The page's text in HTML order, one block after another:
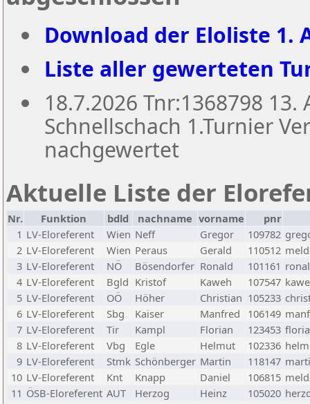
Download der Eloliste 1.
Liste aller gewerteten
18.7.2026 Tnr:1368798
Schnellschach 1.Turnier
nachgewertet
Aktuelle Liste der
Nr. Funktion bdld nachname vorname
pnr
1 LV-Eloreferent Wien Neff Gregor 109782
2 LV-Eloreferent Wien Peraus Gerald 110512
3 LV-Eloreferent NÖ Bösendorfer Ronald 101161
4 LV-Eloreferent Bgld Kristof Kaweh 107547
5 LV-Eloreferent OÖ Höher Christian 105233
6 LV-Eloreferent Sbg Kaiser Manfred 106149
7 LV-Eloreferent Tir Kampl Florian 123453
8 LV-Eloreferent Vbg Egle Helmut 102336
9 LV-Eloreferent Stmk Schönberger Martin 118147
10 LV-Eloreferent Knt Knapp Daniel 106815
11 ÖSB-Eloreferent AUT Herzog Heinz 105020